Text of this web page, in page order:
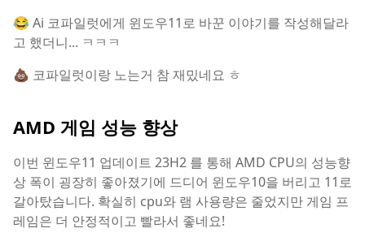
😂 Ai 코파일럿에게 윈도우11로 바꾼 이야기를 작성해달라
고 했더니... ㅋㅋㅋ
💩 코파일럿이랑 노는거 참 재밌네요 ㅎ
AMD 게임 성능 향상
이번 윈도우11 업데이트 23H2 를 통해 AMD CPU의 성능향
상 폭이 굉장히 좋아졌기에 드디어 윈도우10을 버리고 11로
갈아탔습니다. 확실히 cpu와 램 사용량은 줄었지만 게임 프
레임은 더 안정적이고 빨라서 좋네요!